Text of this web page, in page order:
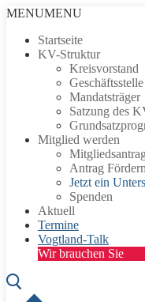
Zum
springen
Menü
Schließen
MENUMENU
Startseite
KV-Struktur
Kreisvorstand
Mandatsträger
Satzung des
Mitglied werden
Mitgliedsantrag
Antrag
Jetzt ein
Spenden
Aktuell
Termine
Vogtland-Talk
Wir brauchen Sie